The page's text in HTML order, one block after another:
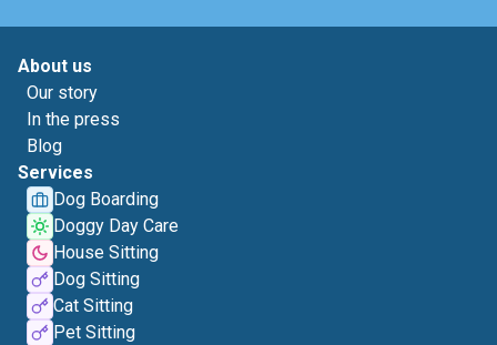
About us
Our story
In the press
Blog
Services
Dog Boarding
Doggy Day Care
House Sitting
Dog Sitting
Cat Sitting
Pet Sitting